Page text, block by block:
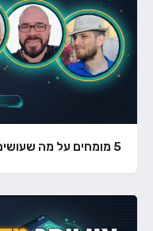
5 מומחים על מה שעושים בקידום ב-2026